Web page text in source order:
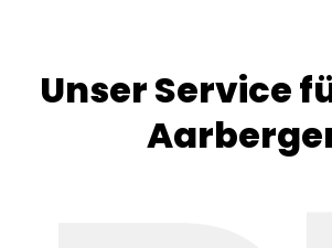
Unser Service